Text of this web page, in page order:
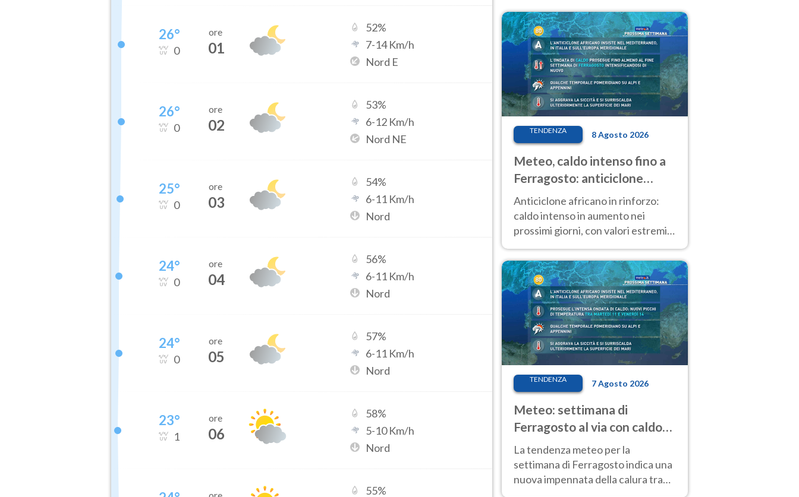
26°
0
ore
01
52%
7-14Km/h
Nord E
26°
0
ore
02
53%
6-12 Km/h
Nord NE
25°
0
ore
03
54%
6-11 Km/h
Nord
24°
0
ore
04
56%
6-11 Km/h
Nord
24°
0
ore
05
57%
6-11 Km/h
Nord
23°
1
ore
06
58%
5-10Km/h
Nord
55%
TENDENZA 8 Agosto 2026
Meteo, caldo intenso fino a
Ferragosto: anticiclone
africano ancora
protagonista
Anticiclone africano in rinforzo:
caldo intenso in aumento nei
prossimi giorni, con valori estremi
d’Italia
TENDENZA 7 Agosto 2026
Meteo: settimana di
Ferragosto al via con caldo
intenso e qualche temporale
La tendenza meteo per la
settimana di Ferragosto indica una
nuova impennata della calura tra